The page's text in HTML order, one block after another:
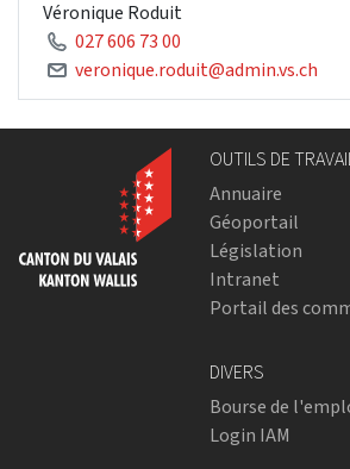
Véronique Roduit
027 606 73 00
veronique.roduit@admin.vs.ch
OUTILS DE
Annuaire
Géoportail
Législation
Intranet
Portail des
DIVERS
Bourse de
Login IAM